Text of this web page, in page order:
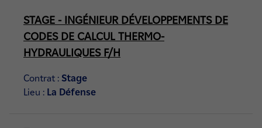
STAGE - INGÉNIEUR DÉVELOPPEMENTS DE
CODES DE CALCUL THERMO-
HYDRAULIQUES F/H
Contrat : Stage
Lieu : La Défense